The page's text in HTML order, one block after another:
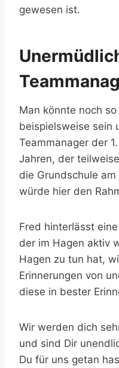
gewesen ist.
Man könnte noch
beispielsweise sein
Teammanager der
Jahren, der
die Grundschule
würde hier den
Fred hinterlässt
der im Hagen aktiv
Hagen zu tun hat,
Erinnerungen von
diese in bester
Wir werden dich
und sind Dir
Du für uns getan